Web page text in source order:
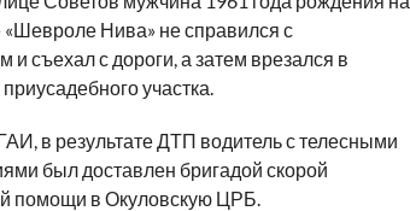
Нива» не справился с
и съехал с дороги, а затем врезался в
участка.
в результате ДТП водитель с телесными
был доставлен бригадой скорой
помощи в Окуловскую ЦРБ.